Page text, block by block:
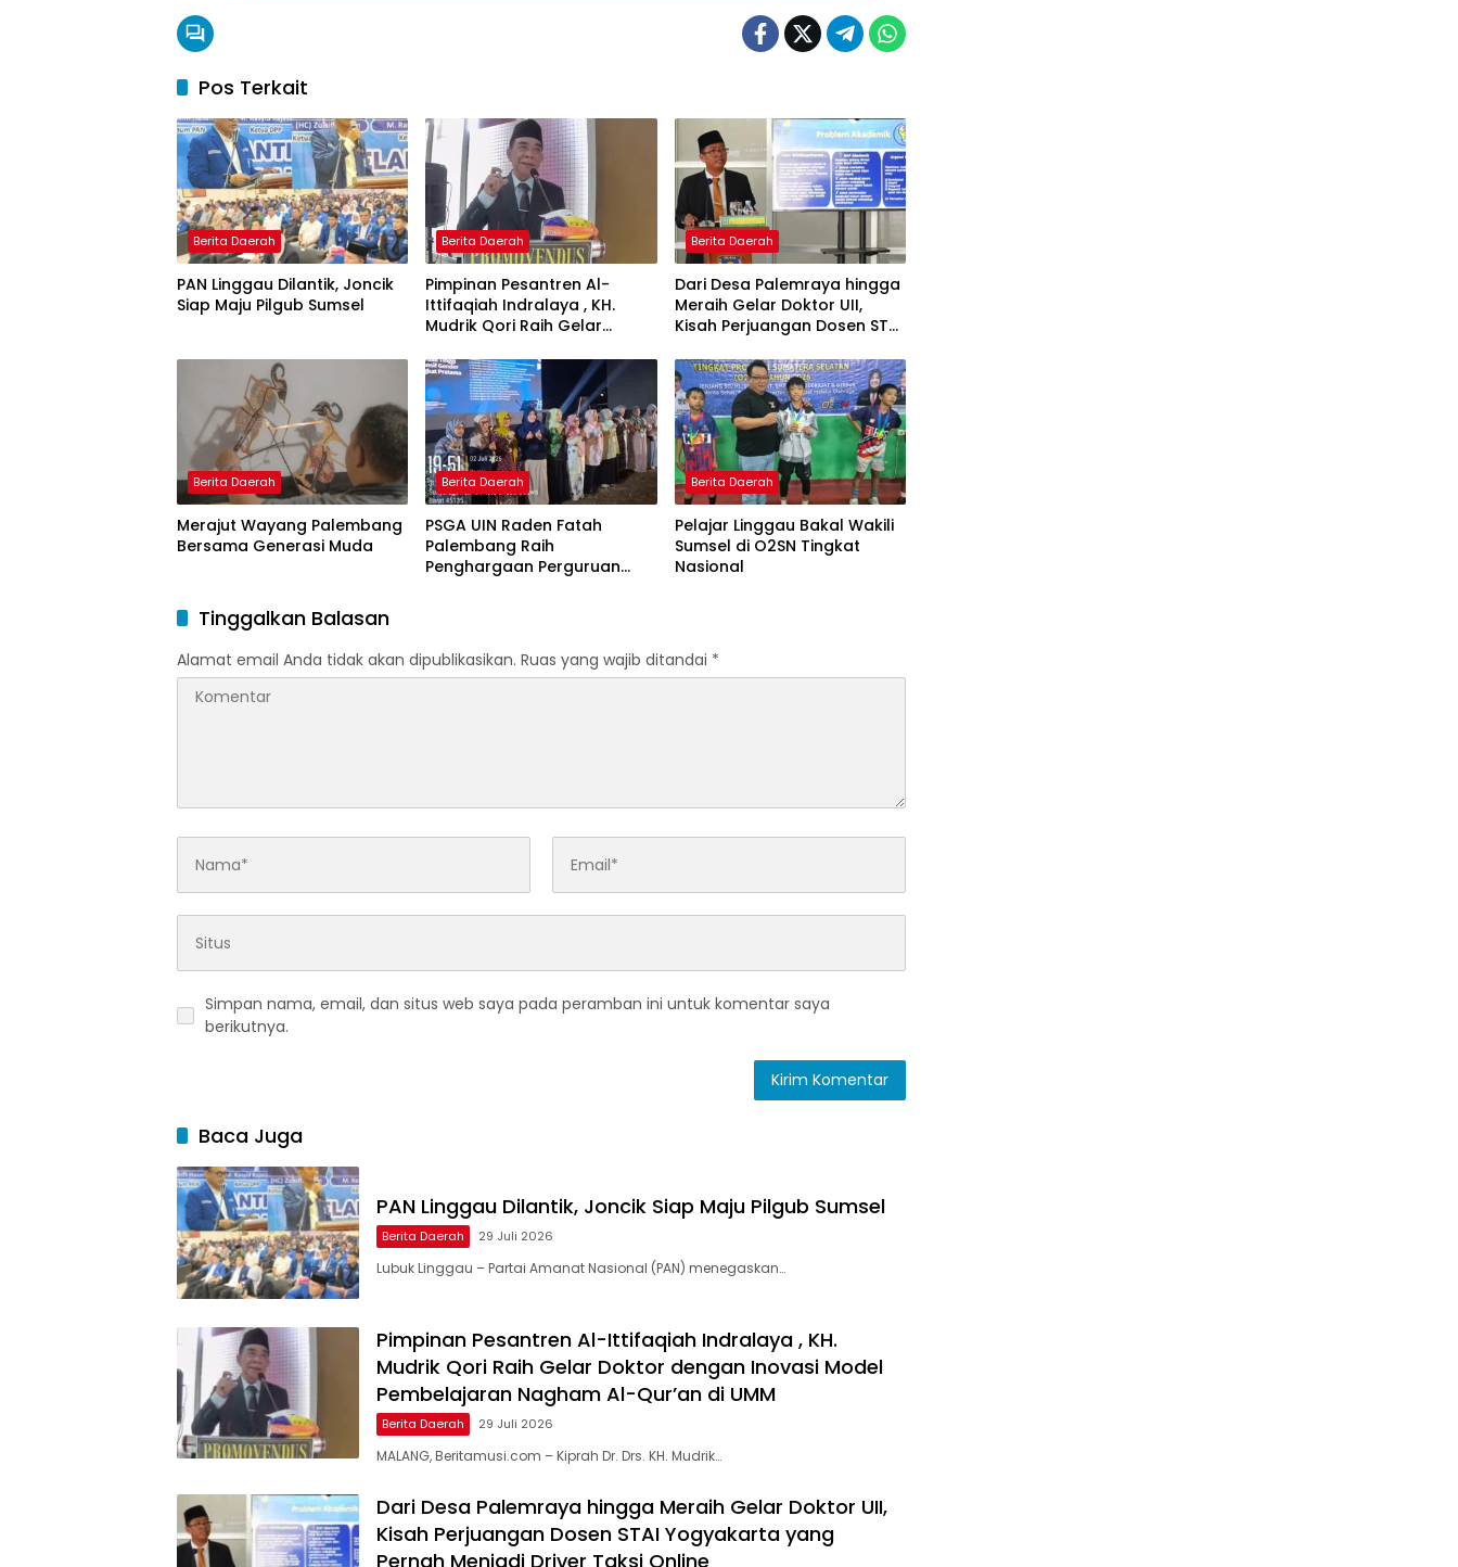
Pos Terkait
Berita Daerah
PAN Linggau Dilantik, Joncik
Siap Maju Pilgub Sumsel
Berita Daerah
Pimpinan Pesantren Al-
Ittifaqiah Indralaya , KH.
Mudrik Qori Raih Gelar
Model Pembelajaran
Nagham Al-Qur’an di UMM
Berita Daerah
Dari Desa Palemraya hingga
Meraih Gelar Doktor UII,
Kisah Perjuangan Dosen STAI
Menjadi Driver Taksi Online
Berita Daerah
Merajut Wayang Palembang
Bersama Generasi Muda
Berita Daerah
PSGA UIN Raden Fatah
Palembang Raih
Penghargaan Perguruan
Berita Daerah
Pelajar Linggau Bakal Wakili
Sumsel di O2SN Tingkat
Nasional
Tinggalkan Balasan
Alamat email Anda tidak akan dipublikasikan. Ruas yang wajib ditandai *
Simpan nama, email, dan situs web saya pada peramban ini untuk komentar saya
berikutnya.
Baca Juga
PAN Linggau Dilantik, Joncik Siap Maju Pilgub Sumsel
Berita Daerah 29 Juli 2026
Lubuk Linggau – Partai Amanat Nasional (PAN) menegaskan…
Pimpinan Pesantren Al-Ittifaqiah Indralaya , KH.
Mudrik Qori Raih Gelar Doktor dengan Inovasi Model
Pembelajaran Nagham Al-Qur’an di UMM
Berita Daerah 29 Juli 2026
MALANG, Beritamusi.com – Kiprah Dr. Drs. KH. Mudrik…
Dari Desa Palemraya hingga Meraih Gelar Doktor UII,
Kisah Perjuangan Dosen STAI Yogyakarta yang
Pernah Menjadi Driver Taksi Online